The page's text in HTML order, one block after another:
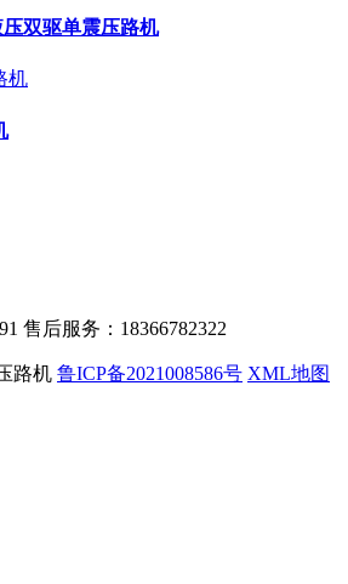
双驱单震压路机
售后服务：18366782322
路机 鲁ICP备2021008586号 XML地图